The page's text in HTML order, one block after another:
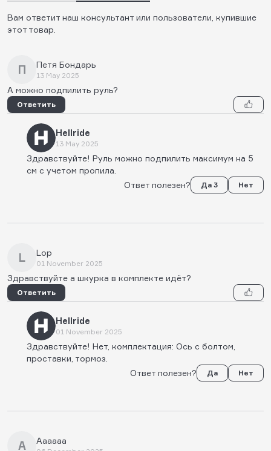
Вам ответит наш консультант или пользователи, купившие
этот товар.
П Петя Бондарь
13 May 2025
А можно подпилить руль?
Ответить
Hellride
13 May 2025
Здравствуйте! Руль можно подпилить максимум на 5
см с учетом пропила.
Ответ полезен?
Да 3 Нет
L Lop
01 November 2025
Здравствуйте а шкурка в комплекте идёт?
Ответить
Hellride
01 November 2025
Здравствуйте! Нет, комплектация: Ось с болтом,
проставки, тормоз.
Ответ полезен?
Да Нет
А Аааааа